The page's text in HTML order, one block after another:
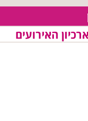
האירועים